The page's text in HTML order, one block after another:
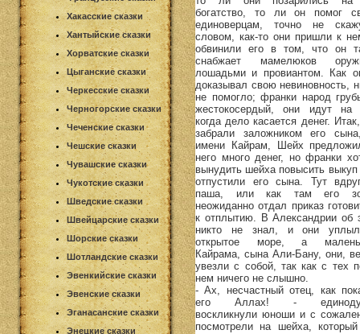
Хакасские сказки
Хантыйские сказки
Хорватские сказки
Цыганские сказки
Черкесские сказки
Черногорские сказки
Чеченские сказки
Чешские сказки
Чувашские сказки
Чукотские сказки
Шведские сказки
Швейцарские сказки
Шорские сказки
Шотландские сказки
Эвенкийские сказки
Эвенские сказки
Эганасанские сказки
Энецкие сказки
богатство, то ли он помог
единоверцам, точно не
словом, как-то они пришли к
обвинили его в том, что он
снабжает мамелюков
лошадьми и провиантом. Как
доказывал свою невиновность,
не помогло; франки народ
жестокосердый, они идут на
когда дело касается денег.
забрали заложником его
имени Кайрам, Шейх
него много денег, но франки
вынудить шейха повысить выкуп
отпустили его сына. Тут
паша, или как там его
неожиданно отдал приказ
к отплытию. В Александрии об
никто не знал, и они
открытое море, а
Кайрама, сына Али-Бану, они,
увезли с собой, так как с тех
нем ничего не слышно.
- Ах, несчастный отец, как
его Аллах! -
воскликнули юноши и с
посмотрели на шейха,